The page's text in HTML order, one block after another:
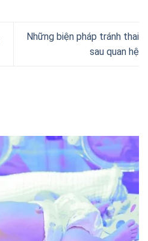
Những biện pháp tránh thai
sau quan hệ